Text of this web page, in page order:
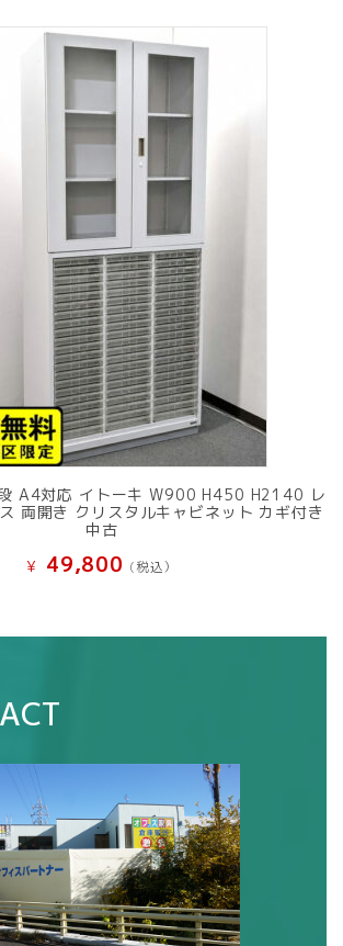
A4対応 イトーキ W900 H450 H2140 レ
両開き クリスタルキャビネット カギ付き
中古
¥ 49,800 (税込）